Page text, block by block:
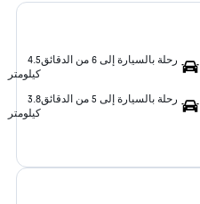
رحلة بالسيارة إلى 6 من الدقائق
4.5
كيلومتر
رحلة بالسيارة إلى 5 من الدقائق
3.8
كيلومتر